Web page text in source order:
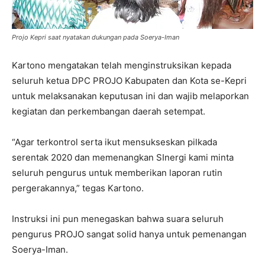
Projo Kepri saat nyatakan dukungan pada Soerya-Iman
Kartono mengatakan telah menginstruksikan kepada
seluruh ketua DPC PROJO Kabupaten dan Kota se-Kepri
untuk melaksanakan keputusan ini dan wajib melaporkan
kegiatan dan perkembangan daerah setempat.
“Agar terkontrol serta ikut mensukseskan pilkada
serentak 2020 dan memenangkan SInergi kami minta
seluruh pengurus untuk memberikan laporan rutin
pergerakannya,” tegas Kartono.
Instruksi ini pun menegaskan bahwa suara seluruh
pengurus PROJO sangat solid hanya untuk pemenangan
Soerya-Iman.